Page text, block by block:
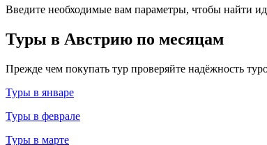
Введите необходимые вам параметры, чтобы найти
Туры в Австрию по месяцам
Прежде чем покупать тур проверяйте надёжность
Туры в январе
Туры в феврале
Туры в марте